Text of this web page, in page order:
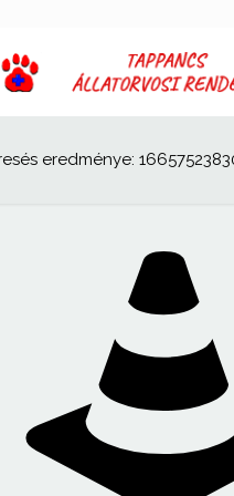
eredménye: